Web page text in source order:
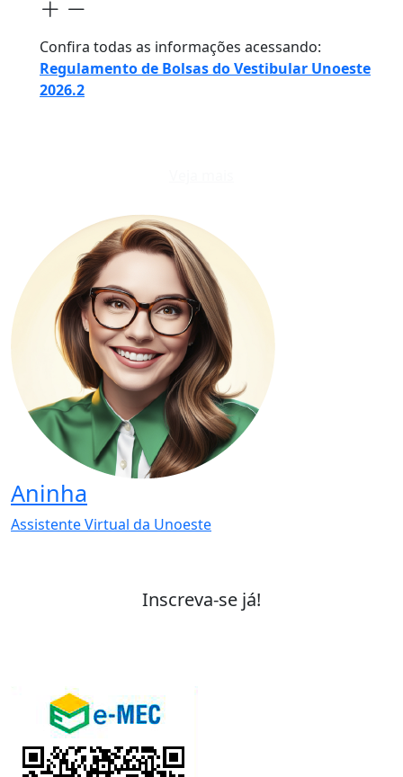
Confira todas as informações acessando:
Regulamento de Bolsas do Vestibular Unoeste
2026.2
Aninha
Assistente Virtual da Unoeste
Inscreva-se já!